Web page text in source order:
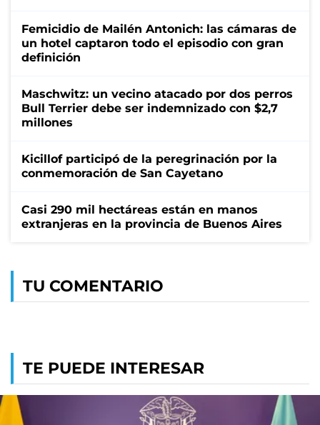
Femicidio de Mailén Antonich: las cámaras de
un hotel captaron todo el episodio con gran
definición
Maschwitz: un vecino atacado por dos perros
Bull Terrier debe ser indemnizado con $2,7
millones
Kicillof participó de la peregrinación por la
conmemoración de San Cayetano
Casi 290 mil hectáreas están en manos
extranjeras en la provincia de Buenos Aires
TU COMENTARIO
TE PUEDE INTERESAR